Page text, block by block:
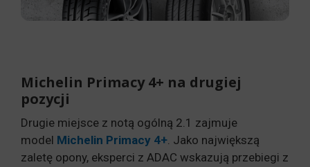
Michelin Primacy 4+ na drugiej
pozycji
Drugie miejsce z notą ogólną 2.1 zajmuje
model Michelin Primacy 4+. Jako największą
zaletę opony, eksperci z ADAC wskazują przebiegi z